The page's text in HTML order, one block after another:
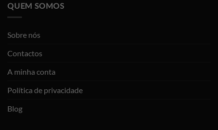
QUEM SOMOS
Sobre nós
Contactos
A minha conta
Política de privacidade
Blog